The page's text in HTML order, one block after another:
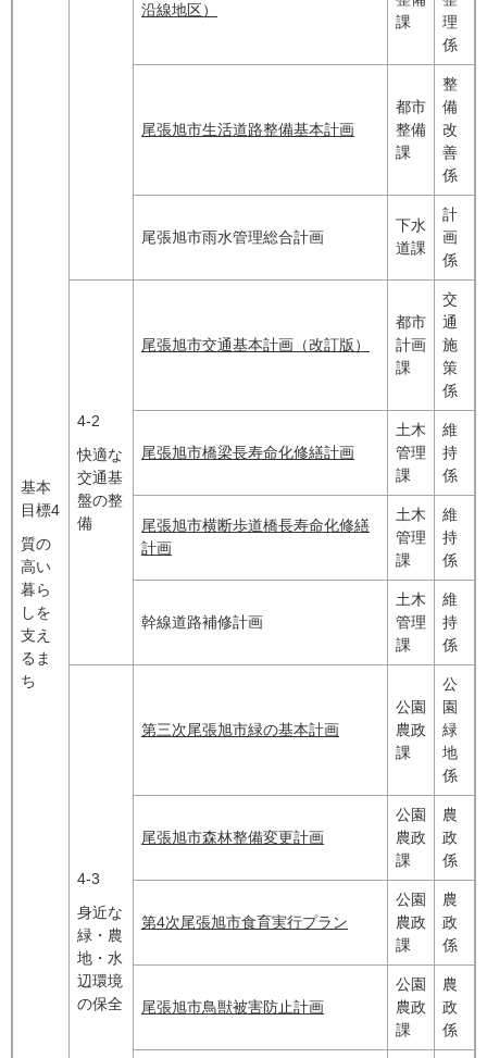
基本
目標4
質の
高い
暮ら
しを
支え
るま
ち
沿線地区）​
課
理
係
尾張旭市生活道路整備基本計画
都市
整備
課
整
備
改
善
係
尾張旭市雨水管理総合計画
下水
道課
計
画
係
4-2
快適な
交通基
盤の整
備
尾張旭市交通基本計画（改訂版）
都市
計画
課
交
通
施
策
係
尾張旭市橋梁長寿命化修繕計画
土木
管理
課
維
持
係
尾張旭市横断歩道橋長寿命化修繕
計画
土木
管理
課
維
持
係
幹線道路補修計画
土木
管理
課
維
持
係
4-3
身近な
緑・農
地・水
辺環境
の保全
第三次尾張旭市緑の基本計画
公園
農政
課
公
園
緑
地
係
尾張旭市森林整備変更計画
公園
農政
課
農
政
係
第4次尾張旭市食育実行プラン
公園
農政
課
農
政
係
尾張旭市鳥獣被害防止計画
公園
農政
課
農
政
係